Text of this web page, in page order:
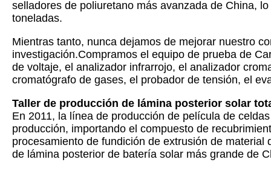
selladores de poliuretano más avanzada de China,
toneladas.
Mientras tanto, nunca dejamos de mejorar nuestro
investigación.Compramos el equipo de prueba de
de voltaje, el analizador infrarrojo, el analizador
cromatógrafo de gases, el probador de tensión, el
Taller de producción de lámina posterior solar
En 2011, la línea de producción de película de
producción, importando el compuesto de
procesamiento de fundición de extrusión de
de lámina posterior de batería solar más grande de